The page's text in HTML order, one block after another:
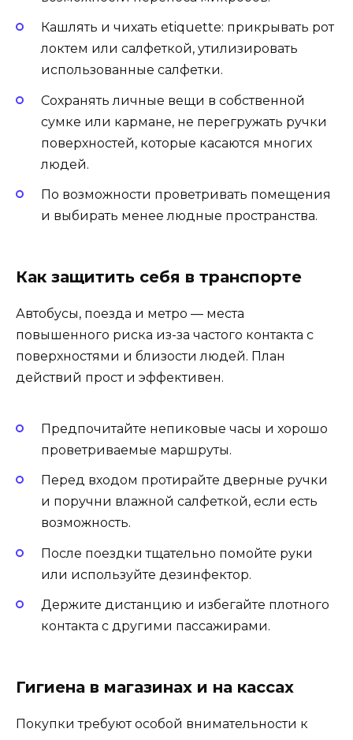
Кашлять и чихать etiquette: прикрывать рот
локтем или салфеткой, утилизировать
использованные салфетки.
Сохранять личные вещи в собственной
сумке или кармане, не перегружать ручки
поверхностей, которые касаются многих
людей.
По возможности проветривать помещения
и выбирать менее людные пространства.
Как защитить себя в транспорте
Автобусы, поезда и метро — места
повышенного риска из-за частого контакта с
поверхностями и близости людей. План
действий прост и эффективен.
Предпочитайте непиковые часы и хорошо
проветриваемые маршруты.
Перед входом протирайте дверные ручки
и поручни влажной салфеткой, если есть
возможность.
После поездки тщательно помойте руки
или используйте дезинфектор.
Держите дистанцию и избегайте плотного
контакта с другими пассажирами.
Гигиена в магазинах и на кассах
Покупки требуют особой внимательности к